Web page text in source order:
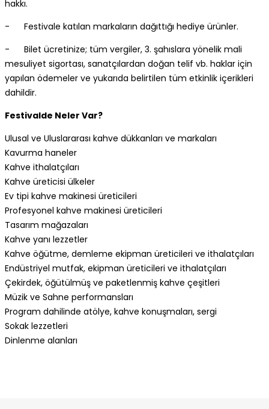
hakkı.
- Festivale katılan markaların dağıttığı hediye ürünler.
- Bilet ücretinize; tüm vergiler, 3. şahıslara yönelik mali
mesuliyet sigortası, sanatçılardan doğan telif vb. haklar için
yapılan ödemeler ve yukarıda belirtilen tüm etkinlik içerikleri
dahildir.
Festivalde Neler Var?
Ulusal ve Uluslararası kahve dükkanları ve markaları
Kavurma haneler
Kahve ithalatçıları
Kahve üreticisi ülkeler
Ev tipi kahve makinesi üreticileri
Profesyonel kahve makinesi üreticileri
Tasarım mağazaları
Kahve yanı lezzetler
Kahve öğütme, demleme ekipman üreticileri ve ithalatçıları
Endüstriyel mutfak, ekipman üreticileri ve ithalatçıları
Çekirdek, öğütülmüş ve paketlenmiş kahve çeşitleri
Müzik ve Sahne performansları
Program dahilinde atölye, kahve konuşmaları, sergi
Sokak lezzetleri
Dinlenme alanları